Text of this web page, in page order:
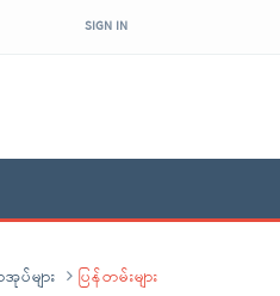
SIGN IN
ပ်များ ပြန်တမ်းများ